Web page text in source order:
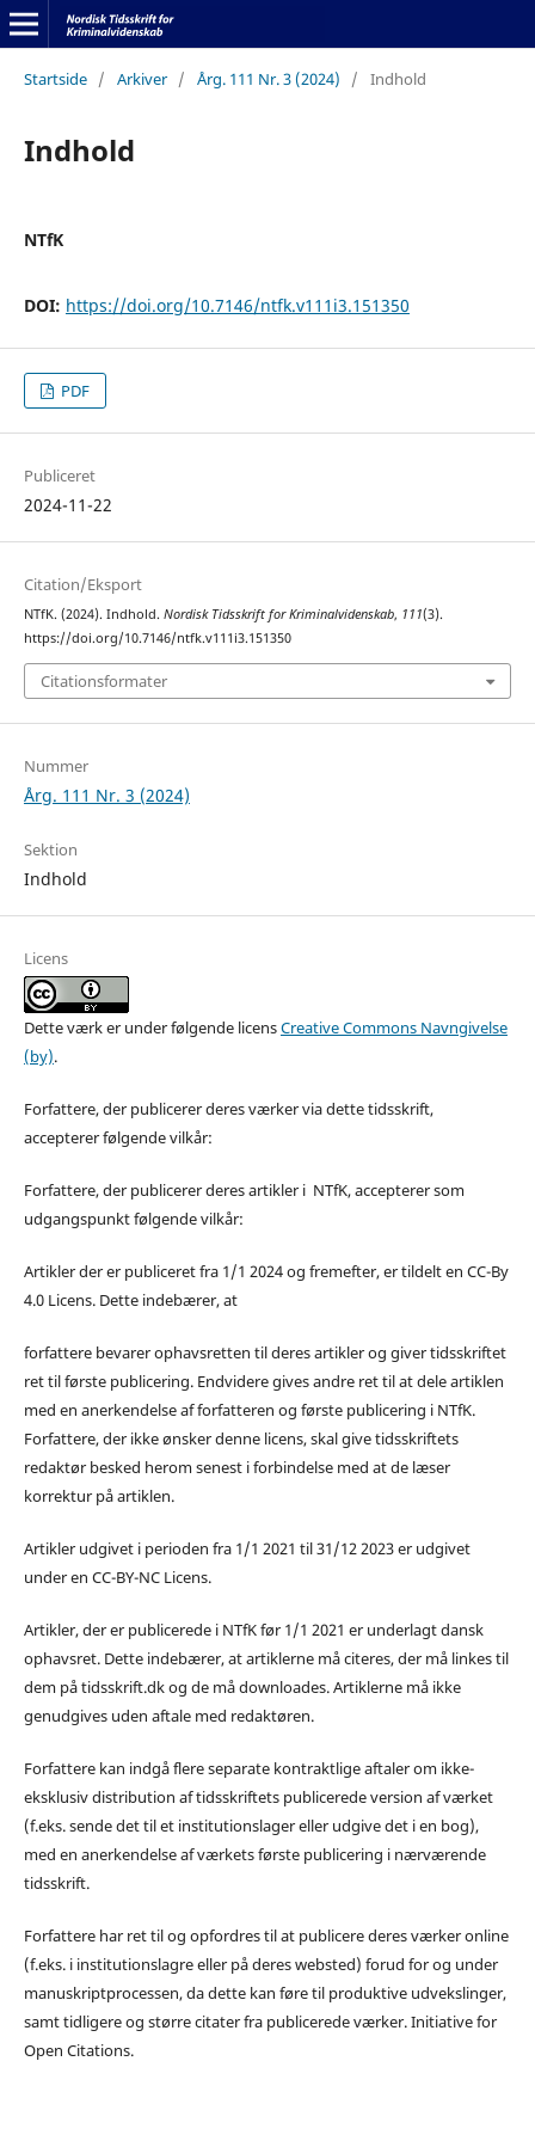
Startside / Arkiver / Årg. 111 Nr. 3 (2024) / Indhold
Indhold
NTfK
DOI: https://doi.org/10.7146/ntfk.v111i3.151350
PDF
Publiceret
2024-11-22
Citation/Eksport
NTfK. (2024). Indhold. Nordisk Tidsskrift for Kriminalvidenskab, 111(3).
https://doi.org/10.7146/ntfk.v111i3.151350
Citationsformater
Nummer
Årg. 111 Nr. 3 (2024)
Sektion
Indhold
Licens
Dette værk er under følgende licensCreative Commons Navngivelse
(by).
Forfattere, der publicerer deres værker via dette tidsskrift,
accepterer følgende vilkår:
Forfattere, der publicerer deres artikler i NTfK, accepterer som
udgangspunkt følgende vilkår:
Artikler der er publiceret fra 1/1 2024 og fremefter, er tildelt en CC-By
4.0 Licens. Dette indebærer, at
forfattere bevarer ophavsretten til deres artikler og giver tidsskriftet
ret til første publicering. Endvidere gives andre ret til at dele artiklen
med en anerkendelse af forfatteren og første publicering i NTfK.
Forfattere, der ikke ønsker denne licens, skal give tidsskriftets
redaktør besked herom senest i forbindelse med at de læser
korrektur på artiklen.
Artikler udgivet i perioden fra 1/1 2021 til 31/12 2023 er udgivet
under en CC-BY-NC Licens.
Artikler, der er publicerede i NTfK før 1/1 2021 er underlagt dansk
ophavsret. Dette indebærer, at artiklerne må citeres, der må linkes til
dem på tidsskrift.dk og de må downloades. Artiklerne må ikke
genudgives uden aftale med redaktøren.
Forfattere kan indgå flere separate kontraktlige aftaler om ikke-
eksklusiv distribution af tidsskriftets publicerede version af værket
(f.eks. sende det til et institutionslager eller udgive det i en bog),
med en anerkendelse af værkets første publicering i nærværende
tidsskrift.
Forfattere har ret til og opfordres til at publicere deres værker online
(f.eks. i institutionslagre eller på deres websted) forud for og under
manuskriptprocessen, da dette kan føre til produktive udvekslinger,
samt tidligere og større citater fra publicerede værker. Initiative for
Open Citations.